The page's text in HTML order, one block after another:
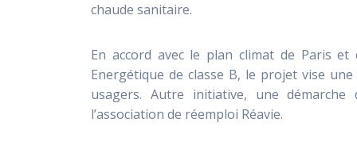
chaude sanitaire.
En accord avec le plan climat de Paris et
Energétique de classe B, le projet vise
usagers. Autre initiative, une
l’association de réemploi Réavie.